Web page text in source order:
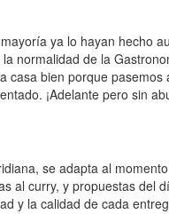
ya lo hayan hecho
normalidad de la
bien porque
¡Adelante pero sin
se adapta al
al curry, y propuestas
y la calidad de cada